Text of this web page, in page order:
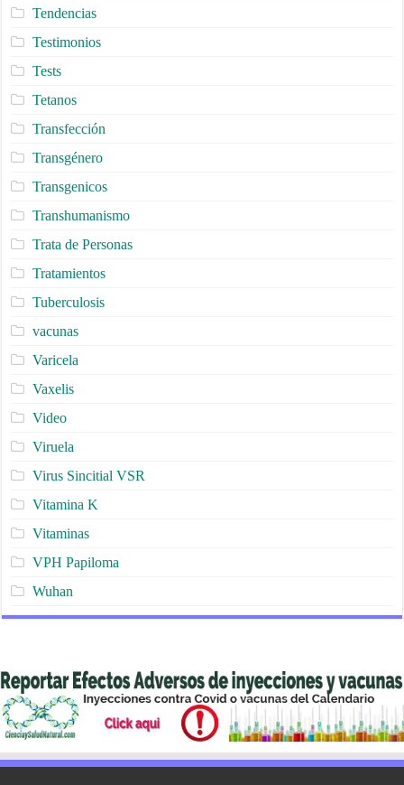
Tendencias
Testimonios
Tests
Tetanos
Transfección
Transgénero
Transgenicos
Transhumanismo
Trata de Personas
Tratamientos
Tuberculosis
vacunas
Varicela
Vaxelis
Video
Viruela
Virus Sincitial VSR
Vitamina K
Vitaminas
VPH Papiloma
Wuhan